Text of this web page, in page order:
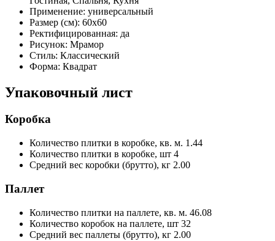
Применение: универсальный
Размер (см): 60x60
Ректифицированная: да
Рисунок: Мрамор
Стиль: Классический
Форма: Квадрат
Упаковочный лист
Коробка
Количество плитки в коробке, кв. м. 1.44
Количество плитки в коробке, шт 4
Средний вес коробки (брутто), кг 2.00
Паллет
Количество плитки на паллете, кв. м. 46.08
Количество коробок на паллете, шт 32
Средний вес паллеты (брутто), кг 2.00